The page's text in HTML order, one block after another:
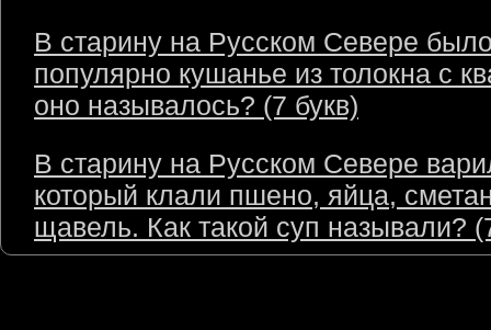
В старину на Русском Севере
популярно кушанье из толокна с
оно называлось? (7 букв)
В старину на Русском Севере
который клали пшено, яйца,
щавель. Как такой суп называли?